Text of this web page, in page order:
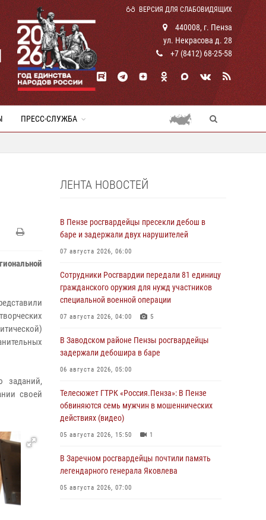
ВЕРСИЯ ДЛЯ СЛАБОВИДЯЩИХ
440008, г. Пенза
ул. Некрасова д. 28
+7 (8412) 68-25-58
ПРЕСС-СЛУЖБА
заданий,
своей
ЛЕНТА НОВОСТЕЙ
В Пензе росгвардейцы пресекли дебош в
баре и задержали двух нарушителей
07 августа 2026, 06:00
Сотрудники Росгвардии передали 81 единицу
гражданского оружия для нужд участников
специальной военной операции
07 августа 2026, 04:00 5
В Заводском районе Пензы росгвардейцы
задержали дебошира в баре
06 августа 2026, 05:00
Телесюжет ГТРК «Россия.Пенза»: В Пензе
обвиняются семь мужчин в мошеннических
действиях (видео)
05 августа 2026, 15:50 1
В Заречном росгвардейцы почтили память
легендарного генерала Яковлева
05 августа 2026, 07:00